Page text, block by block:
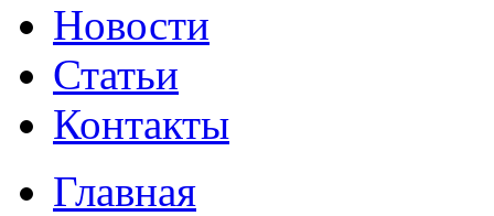
Новости
Статьи
Контакты
Главная